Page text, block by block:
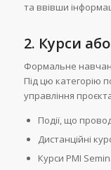
та ввівши
2. Курси
Формальне
Під цю категорію
управління
Події, що
Дистанційні
Курси PMI